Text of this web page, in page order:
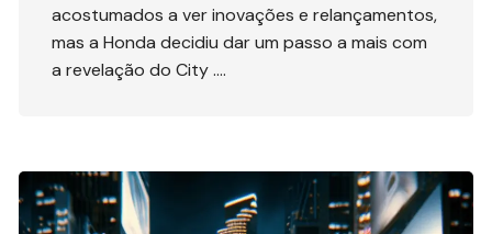
acostumados a ver inovações e relançamentos,
mas a Honda decidiu dar um passo a mais com
a revelação do City ….